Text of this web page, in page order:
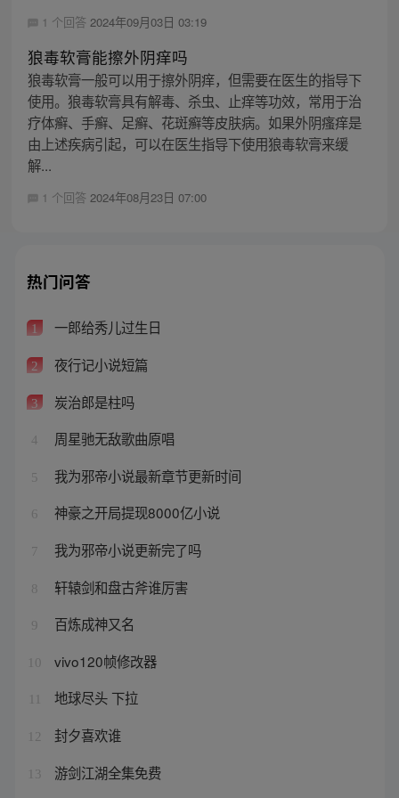
1 个回答 2024年09月03日 03:19
狼毒软膏能擦外阴痒吗
狼毒软膏一般可以用于擦外阴痒，但需要在医生的指导下
使用。狼毒软膏具有解毒、杀虫、止痒等功效，常用于治
疗体癣、手癣、足癣、花斑癣等皮肤病。如果外阴瘙痒是
由上述疾病引起，可以在医生指导下使用狼毒软膏来缓
解...
1 个回答 2024年08月23日 07:00
热门问答
1 一郎给秀儿过生日
2 夜行记小说短篇
3 炭治郎是柱吗
4 周星驰无敌歌曲原唱
5 我为邪帝小说最新章节更新时间
6 神豪之开局提现8000亿小说
7 我为邪帝小说更新完了吗
8 轩辕剑和盘古斧谁厉害
9 百炼成神又名
10 vivo120帧修改器
地球尽头 下拉
12 封夕喜欢谁
13 游剑江湖全集免费